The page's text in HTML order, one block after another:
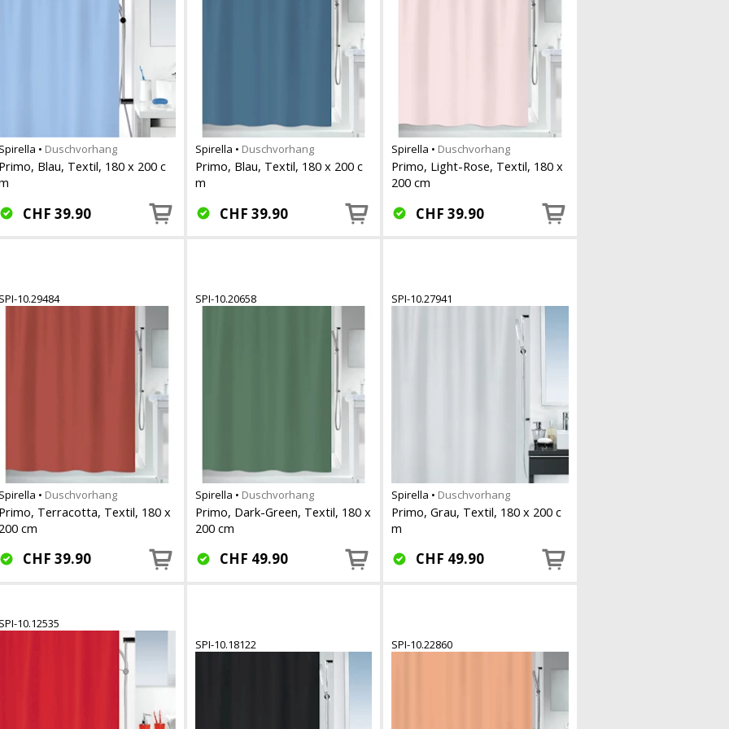
• Duschvorhang
Blau, Textil, 180 x 200 c
CHF 39.90
Spirella • Duschvorhang
Primo, Blau, Textil, 180 x 200 c
m
CHF 39.90
Spirella • Duschvorhang
Primo, Light-Rose, Textil, 180 x
200 cm
CHF 39.90
10.29484
• Duschvorhang
Terracotta, Textil, 180 x
cm
CHF 39.90
SPI-10.20658
Spirella • Duschvorhang
Primo, Dark-Green, Textil, 180 x
200 cm
CHF 49.90
SPI-10.27941
Spirella • Duschvorhang
Primo, Grau, Textil, 180 x 200 c
m
CHF 49.90
10.12535
SPI-10.18122
SPI-10.22860